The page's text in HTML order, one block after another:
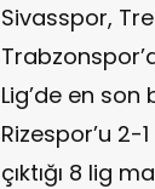
Sivasspor,
Lig’de en son
Rizespor’u 2-
çıktığı 8 lig